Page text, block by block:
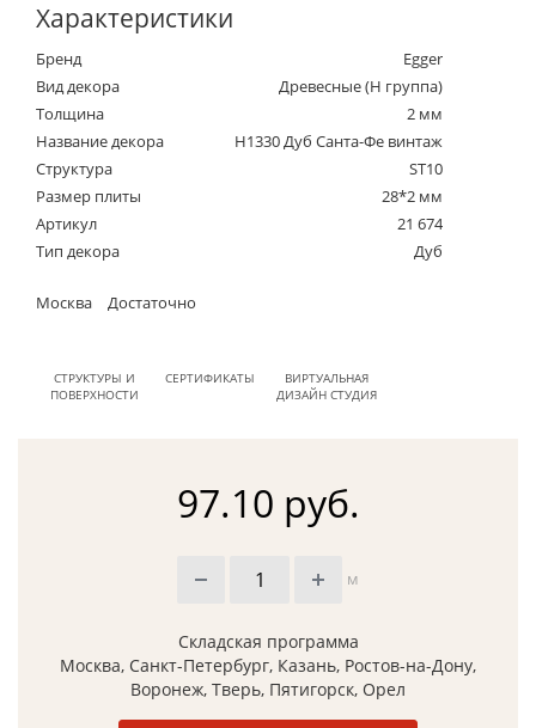
Характеристики
Бренд
Egger
Вид декора
Древесные (Н группа)
Толщина
2 мм
Название декора
H1330 Дуб Санта-Фе винтаж
Структура
ST10
Размер плиты
28*2 мм
Артикул
21 674
Тип декора
Дуб
Москва Достаточно
СТРУКТУРЫ И
ПОВЕРХНОСТИ
СЕРТИФИКАТЫ
ВИРТУАЛЬНАЯ
ДИЗАЙН СТУДИЯ
97.10 руб.
м
Складская программа
Москва, Санкт-Петербург, Казань, Ростов-на-Дону,
Воронеж, Тверь, Пятигорск, Орел